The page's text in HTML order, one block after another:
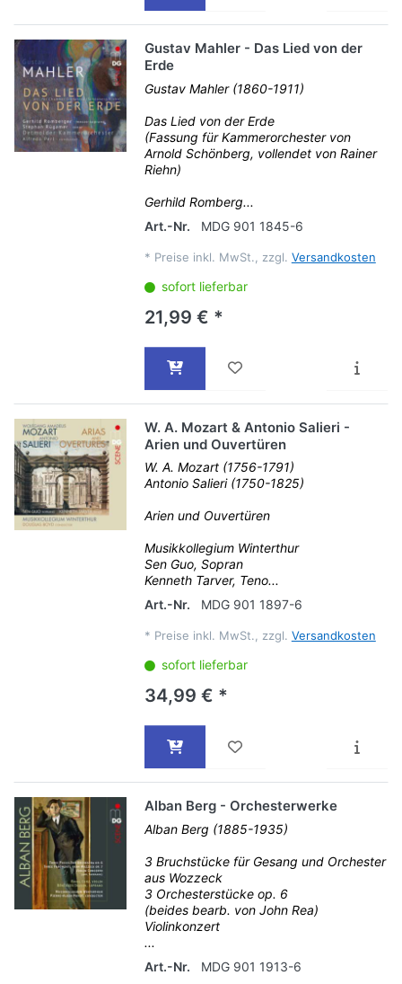
Gustav Mahler - Das Lied von der
Erde
Gustav Mahler (1860-1911)
Das Lied von der Erde
(Fassung für Kammerorchester von
Arnold Schönberg, vollendet von Rainer
Riehn)
Gerhild Romberg...
Art.-Nr.
MDG 901 1845-6
* Preise inkl. MwSt., zzgl. Versandkosten
sofort lieferbar
21,99 € *
W. A. Mozart & Antonio Salieri -
Arien und Ouvertüren
W. A. Mozart (1756-1791)
Antonio Salieri (1750-1825)
Arien und Ouvertüren
Musikkollegium Winterthur
Sen Guo, Sopran
Kenneth Tarver, Teno...
Art.-Nr.
MDG 901 1897-6
* Preise inkl. MwSt., zzgl. Versandkosten
sofort lieferbar
34,99 € *
Alban Berg - Orchesterwerke
Alban Berg (1885-1935)
3 Bruchstücke für Gesang und Orchester
aus Wozzeck
3 Orchesterstücke op. 6
(beides bearb. von John Rea)
Violinkonzert
...
Art.-Nr.
MDG 901 1913-6